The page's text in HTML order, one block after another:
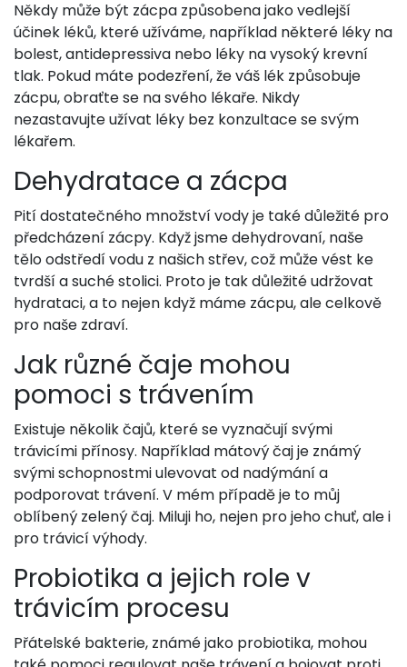
Někdy může být zácpa způsobena jako vedlejší
účinek léků, které užíváme, například některé léky na
bolest, antidepressiva nebo léky na vysoký krevní
tlak. Pokud máte podezření, že váš lék způsobuje
zácpu, obraťte se na svého lékaře. Nikdy
nezastavujte užívat léky bez konzultace se svým
lékařem.
Dehydratace a zácpa
Pití dostatečného množství vody je také důležité pro
předcházení zácpy. Když jsme dehydrovaní, naše
tělo odstředí vodu z našich střev, což může vést ke
tvrdší a suché stolici. Proto je tak důležité udržovat
hydrataci, a to nejen když máme zácpu, ale celkově
pro naše zdraví.
Jak různé čaje mohou
pomoci s trávením
Existuje několik čajů, které se vyznačují svými
trávicími přínosy. Například mátový čaj je známý
svými schopnostmi ulevovat od nadýmání a
podporovat trávení. V mém případě je to můj
oblíbený zelený čaj. Miluji ho, nejen pro jeho chuť, ale i
pro trávicí výhody.
Probiotika a jejich role v
trávicím procesu
Přátelské bakterie, známé jako probiotika, mohou